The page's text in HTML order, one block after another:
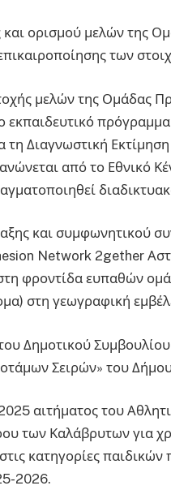
και ορισμού μελών της
των
μελών της Ομάδας
τη Διαγνωστική
από το Εθνικό
και συμφωνητικού
Network 2gether
φροντίδα ευπαθών
στη γεωγραφική
Δημοτικού
Σειρών» του
αιτήματος του
των Καλάβρυτων για
κατηγορίες
2026.